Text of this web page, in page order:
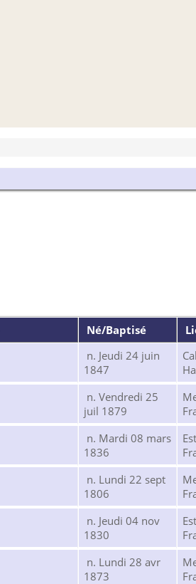
Né/Baptisé
n. Jeudi 24 juin
1847
n. Vendredi 25
juil 1879
n. Mardi 08 mars
1836
n. Lundi 22 sept
1806
n. Jeudi 04 nov
1830
n. Lundi 28 avr
1873